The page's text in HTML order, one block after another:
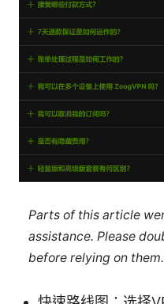
Parts of this article
assistance. Please
before relying on them.